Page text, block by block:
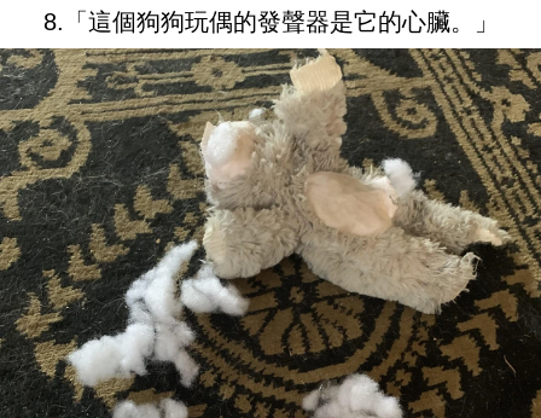
8.「這個狗狗玩偶的發聲器是它的心臟。」